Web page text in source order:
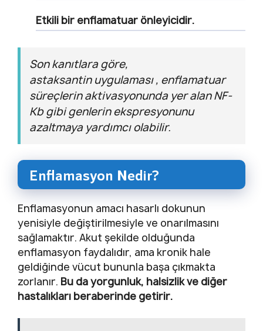
Etkili bir enflamatuar önleyicidir.
Son kanıtlara göre,
astaksantin uygulaması , enflamatuar
süreçlerin aktivasyonunda yer alan NF-
Kb gibi genlerin ekspresyonunu
azaltmaya yardımcı olabilir.
Enflamasyon Nedir?
Enflamasyonun amacı hasarlı dokunun
yenisiyle değiştirilmesiyle ve onarılmasını
sağlamaktır. Akut şekilde olduğunda
enflamasyon faydalıdır, ama kronik hale
geldiğinde vücut bununla başa çıkmakta
zorlanır. Bu da yorgunluk, halsizlik ve diğer
hastalıkları beraberinde getirir.